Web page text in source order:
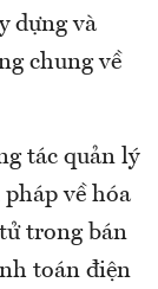
dựng và
chung về
tác quản lý
về hóa
trong bán
toán điện